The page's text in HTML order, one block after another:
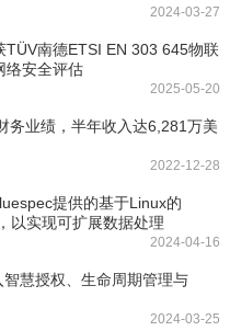
2024-03-27
TÜV南德ETSI EN 303 645物联
络安全评估
2025-05-20
务业绩，半年收入达6,281万美
2022-12-28
提供的基于Linux的
以实现可扩展数据处理
2024-04-16
慧授权、生命周期管理与
2024-03-25